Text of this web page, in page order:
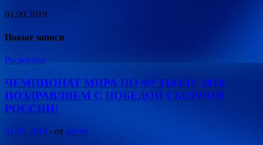
01.09.2019
Новые записи
Роскосмос
ЧЕМПИОНАТ МИРА ПО ФУТБОЛУ 2018.
ПОЗДРАВЛЯЕМ С ПОБЕДОЙ СБОРНОЙ
РОССИИ!
01.09.2019 - от admin